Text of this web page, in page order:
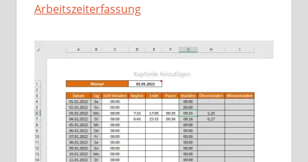
In Bezug auf
Arbeitszeiterfassung